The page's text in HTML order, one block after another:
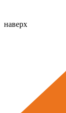
наверх